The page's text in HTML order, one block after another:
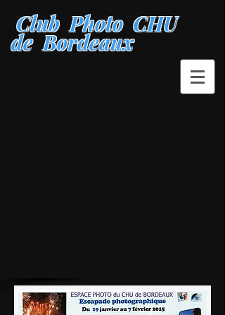
Club Photo CHU
de Bordeaux